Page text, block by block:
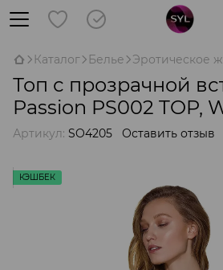
Каталог Белье Эротическое
Топ с прозрачной
Passion PS002 TOP,
Артикул: SO4205 Оставить отзыв
КЭШБЕК